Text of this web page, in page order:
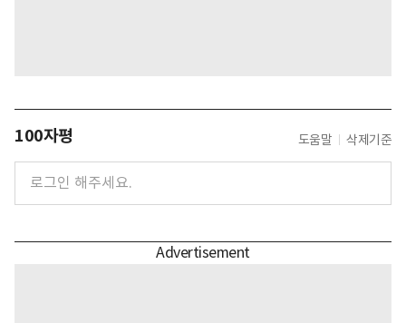
100자평 도움말 삭제기준